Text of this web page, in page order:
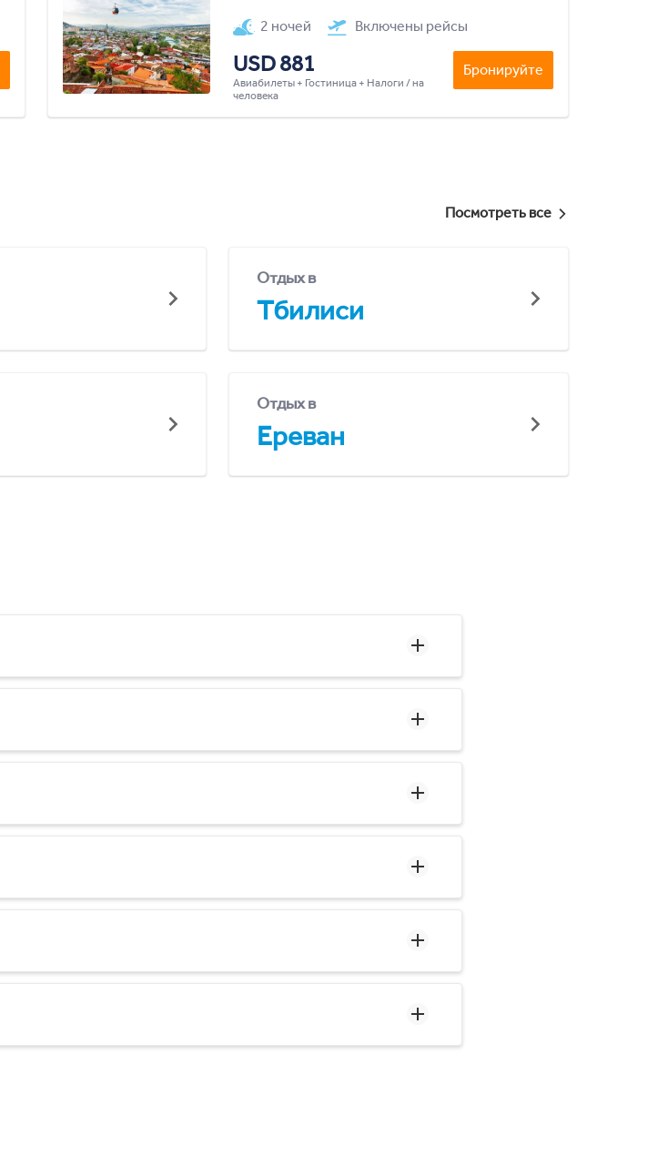
2 ночей Включены рейсы
USD 881
Авиабилеты + Гостиница + Налоги / на
человека
Бронируйте
Посмотреть все
Отдых в
Тбилиси
Отдых в
Ереван